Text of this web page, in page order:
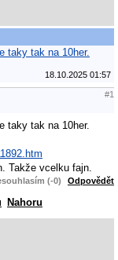
taky tak na 10her.
18.10.2025 01:57
#1
taky tak na 10her.
Takže vcelku fajn.
(-0) Odpovědět
Nahoru